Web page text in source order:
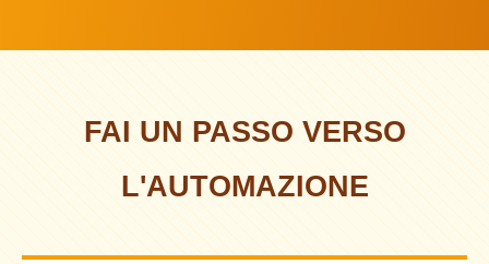
FAI UN PASSO VERSO
L'AUTOMAZIONE